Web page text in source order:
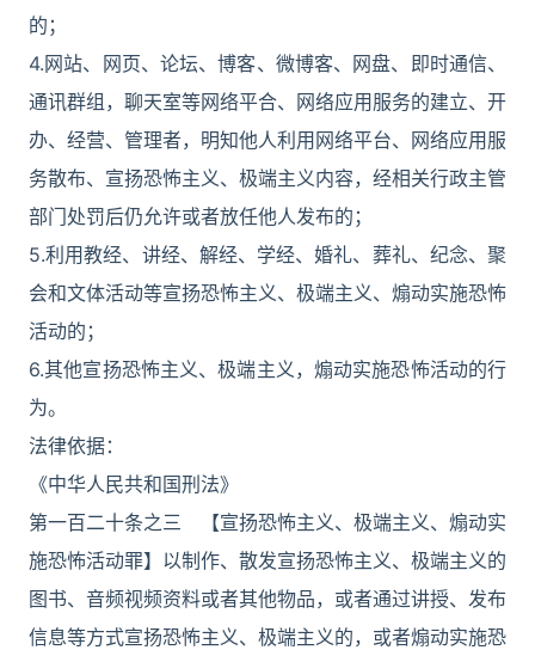
的；
4.网站、网页、论坛、博客、微博客、网盘、即时通信、
通讯群组，聊天室等网络平合、网络应用服务的建立、开
办、经营、管理者，明知他人利用网络平台、网络应用服
务散布、宣扬恐怖主义、极端主义内容，经相关行政主管
部门处罚后仍允许或者放任他人发布的；
5.利用教经、讲经、解经、学经、婚礼、葬礼、纪念、聚
会和文体活动等宣扬恐怖主义、极端主义、煽动实施恐怖
活动的；
6.其他宣扬恐怖主义、极端主义，煽动实施恐怖活动的行
为。
法律依据：
《中华人民共和国刑法》
第一百二十条之三 【宣扬恐怖主义、极端主义、煽动实
施恐怖活动罪】以制作、散发宣扬恐怖主义、极端主义的
图书、音频视频资料或者其他物品，或者通过讲授、发布
信息等方式宣扬恐怖主义、极端主义的，或者煽动实施恐